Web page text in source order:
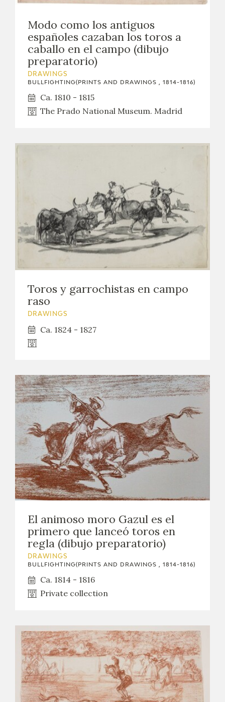
Modo como los antiguos
españoles cazaban los toros a
caballo en el campo (dibujo
preparatorio)
DRAWINGS
BULLFIGHTING(PRINTS AND DRAWINGS , 1814-1816)
Ca. 1810 - 1815
The Prado National Museum. Madrid
Toros y garrochistas en campo
raso
DRAWINGS
Ca. 1824 - 1827
El animoso moro Gazul es el
primero que lanceó toros en
regla (dibujo preparatorio)
DRAWINGS
BULLFIGHTING(PRINTS AND DRAWINGS , 1814-1816)
Ca. 1814 - 1816
Private collection